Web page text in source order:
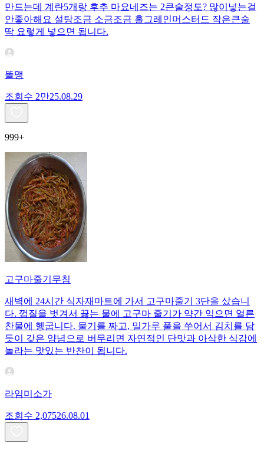
만드는데 계란5개랑 후추 마요네즈는 2큰술정도? 많이넣는걸
안좋아해요 설탕조금 소금조금 홀그레인머스터드 작은큰술
딱 요렇게 넣으면 됩니다.
똘맹
조회수 2만25.08.29
999+
고구마줄기무침
새벽에 24시간 식자재마트에 가서 고구마줄기 3단을 샀습니
다. 껍질을 벗겨서 끓는 물에 고구마 줄기가 약간 익으면 얼른
찬물에 헹굽니다. 물기를 짜고, 밀가루 풀을 쑤어서 김치를 담
듯이 갖은 양념으로 버무리면 자연적인 단맛과 아삭한 식감에
놀라는 맛있는 반찬이 됩니다.
라임미소가
조회수 2,07526.08.01